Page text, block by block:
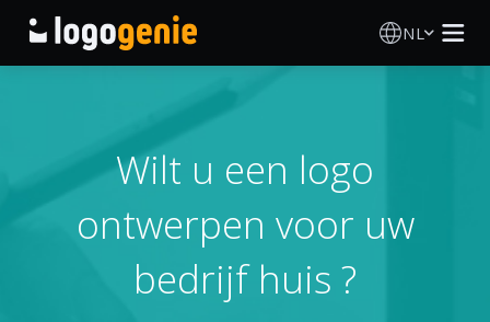
NL
AI logogenerator
Logo-ideeën
Gedrukte producten
Wilt u een logo
ontwerpen voor uw
bedrijf huis ?